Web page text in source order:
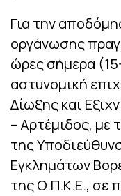
Για την
οργάνωσης
ώρες σήμερα
αστυνομική
Δίωξης και
– Αρτέμιδος, με
της
Εγκλημάτων
της Ο.Π.Κ.Ε., σε